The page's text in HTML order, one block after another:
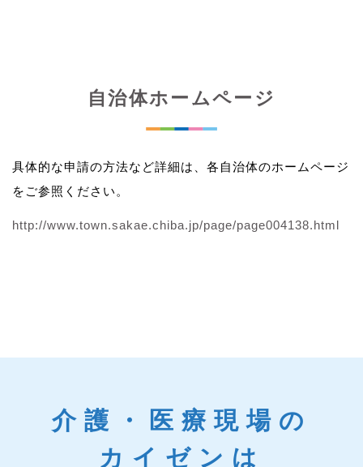
自治体ホームページ
具体的な申請の方法など詳細は、各自治体のホームページ
をご参照ください。
http://www.town.sakae.chiba.jp/page/page004138.html
介護・医療現場の
カイゼンは